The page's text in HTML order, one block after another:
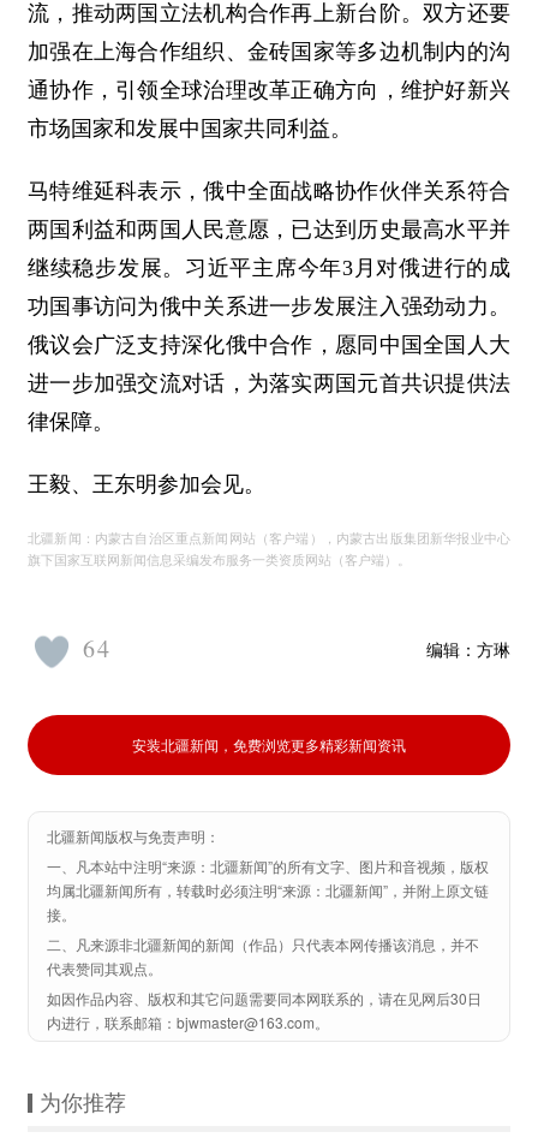
流，推动两国立法机构合作再上新台阶。双方还要
加强在上海合作组织、金砖国家等多边机制内的沟
通协作，引领全球治理改革正确方向，维护好新兴
市场国家和发展中国家共同利益。
马特维延科表示，俄中全面战略协作伙伴关系符合
两国利益和两国人民意愿，已达到历史最高水平并
继续稳步发展。习近平主席今年3月对俄进行的成
功国事访问为俄中关系进一步发展注入强劲动力。
俄议会广泛支持深化俄中合作，愿同中国全国人大
进一步加强交流对话，为落实两国元首共识提供法
律保障。
王毅、王东明参加会见。
北疆新闻：内蒙古自治区重点新闻网站（客户端），内蒙古出版集团新华报业中心
旗下国家互联网新闻信息采编发布服务一类资质网站（客户端）。
编辑： 方琳
64
安装北疆新闻，免费浏览更多精彩新闻资讯
北疆新闻版权与免责声明：
一、凡本站中注明“来源：北疆新闻”的所有文字、图片和音视频，版权
均属北疆新闻所有，转载时必须注明“来源：北疆新闻”，并附上原文链
接。
二、凡来源非北疆新闻的新闻（作品）只代表本网传播该消息，并不
代表赞同其观点。
如因作品内容、版权和其它问题需要同本网联系的，请在见网后30日
内进行，联系邮箱：bjwmaster@163.com。
为你推荐